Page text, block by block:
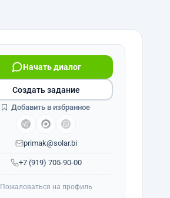
+7 (919) 705-90-00
Начать диалог
primak@solar.bi
Создать задание
Добавить в избранное
Пожаловаться на профиль